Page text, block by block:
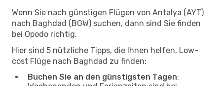
Wenn Sie nach günstigen Flügen von Antalya (AYT)
nach Baghdad (BGW) suchen, dann sind Sie finden
bei Opodo richtig.
Hier sind 5 nützliche Tipps, die Ihnen helfen, Low-
cost Flüge nach Baghdad zu finden:
Buchen Sie an den günstigsten Tagen: